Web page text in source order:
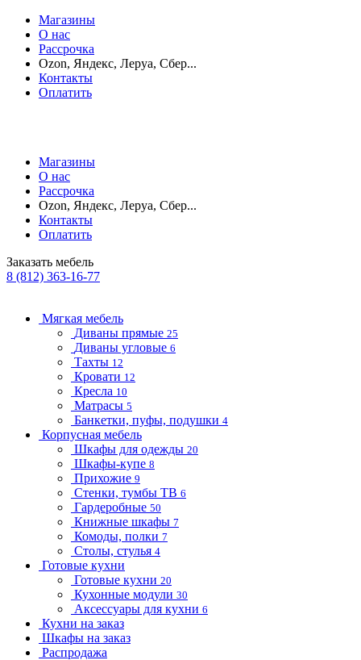
Магазины
О нас
Рассрочка
Ozon, Яндекс, Леруа, Сбер...
Контакты
Оплатить
Магазины
О нас
Рассрочка
Ozon, Яндекс, Леруа, Сбер...
Контакты
Оплатить
Заказать мебель
8 (812) 363-16-77
Мягкая мебель
Диваны прямые 25
Диваны угловые 6
Тахты 12
Кровати 12
Кресла 10
Матрасы 5
Банкетки, пуфы, подушки 4
Корпусная мебель
Шкафы для одежды 20
Шкафы-купе 8
Прихожие 9
Стенки, тумбы ТВ 6
Гардеробные 50
Книжные шкафы 7
Комоды, полки 7
Столы, стулья 4
Готовые кухни
Готовые кухни 20
Кухонные модули 30
Аксессуары для кухни 6
Кухни на заказ
Шкафы на заказ
Распродажа